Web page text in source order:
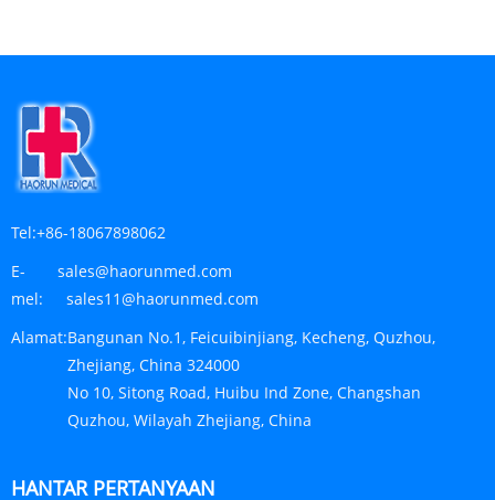
Tel:+86-18067898062
E-
mel:
sales@haorunmed.com
sales11@haorunmed.com
Alamat:Bangunan No.1, Feicuibinjiang, Kecheng, Quzhou,
Zhejiang, China 324000
No 10, Sitong Road, Huibu Ind Zone, Changshan
Quzhou, Wilayah Zhejiang, China
HANTAR PERTANYAAN